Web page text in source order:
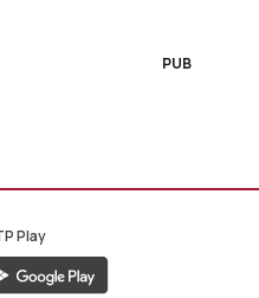
PUB
Play